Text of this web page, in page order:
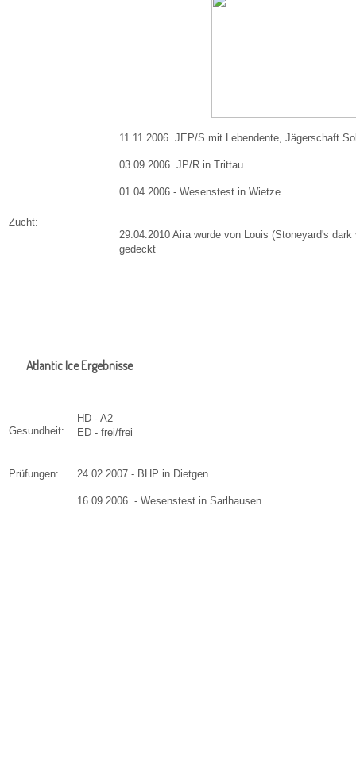
11.11.2006 JEP/S mit Lebendente, Jägerschaft
03.09.2006 JP/R in Trittau
01.04.2006 - Wesenstest in Wietze
Zucht:
29.04.2010 Aira wurde von Louis (Stoneyard's
gedeckt
Atlantic Ice Ergebnisse
Gesundheit:
HD - A2
ED - frei/frei
Prüfungen: 24.02.2007 - BHP in Dietgen
16.09.2006 - Wesenstest in Sarlhausen